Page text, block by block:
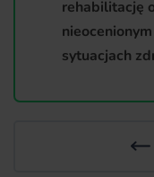
rehabilitację
sytuacjach